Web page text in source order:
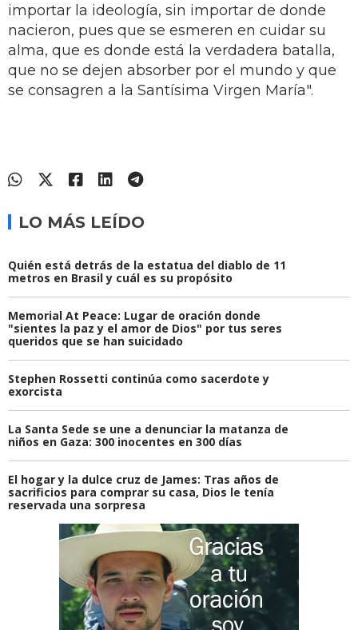
importar la ideología, sin importar de donde
nacieron, pues que se esmeren en cuidar su
alma, que es donde está la verdadera batalla,
que no se dejen absorber por el mundo y que
se consagren a la Santísima Virgen María".
LO MÁS LEÍDO
Quién está detrás de la estatua del diablo de 11
metros en Brasil y cuál es su propósito
Memorial At Peace: Lugar de oración donde
"sientes la paz y el amor de Dios" por tus seres
queridos que se han suicidado
Stephen Rossetti continúa como sacerdote y
exorcista
La Santa Sede se une a denunciar la matanza de
niños en Gaza: 300 inocentes en 300 días
El hogar y la dulce cruz de James: Tras años de
sacrificios para comprar su casa, Dios le tenía
reservada una sorpresa